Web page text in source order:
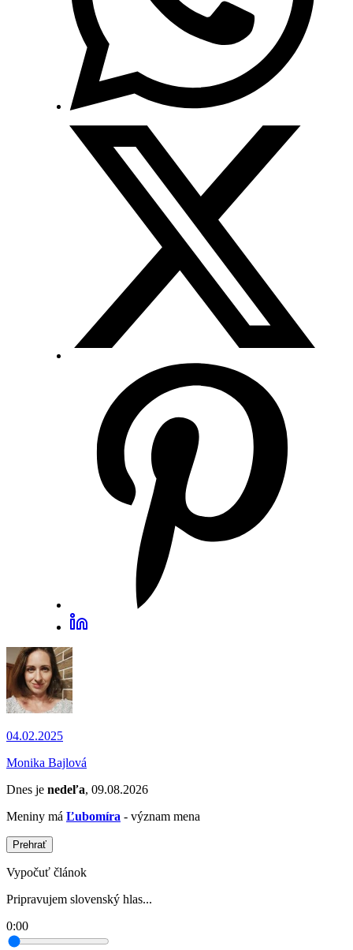
04.02.2025
Monika Bajlová
Dnes je nedeľa, 09.08.2026
Meniny má Ľubomíra - význam mena
Prehrať
Vypočuť článok
Pripravujem slovenský hlas...
0:00